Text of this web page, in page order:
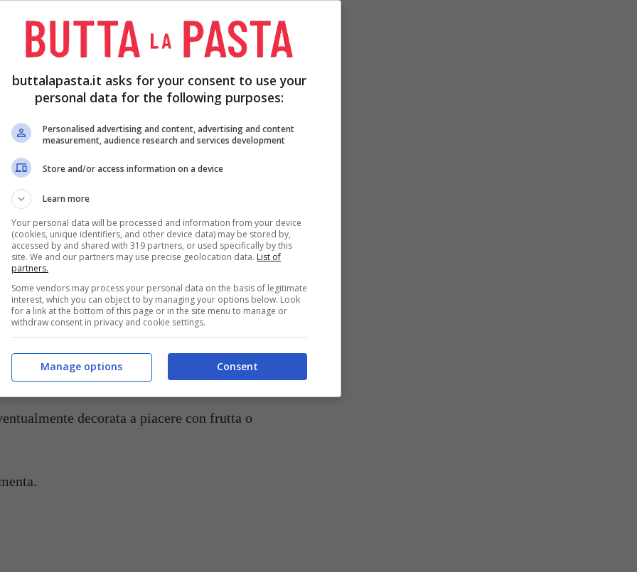
dopo aver eliminato la parte filamentosa e
i tuorli e la gelatina precedentemente
omogeneo incorporatevi delicatamente gli
circolare (o in coppette singole) e mettete
lasciare consolidare.
decorata a piacere con frutta o
buttalapasta.it asks for your consent to use your
personal data for the following purposes:
Personalised advertising and content, advertising and content
measurement, audience research and services development
Store and/or access information on a device
Learn more
Your personal data will be processed and information from your device
(cookies, unique identifiers, and other device data) may be stored by,
accessed by and shared with 319 partners, or used specifically by this
site. We and our partners may use precise geolocation data. List of
partners.
Some vendors may process your personal data on the basis of legitimate
interest, which you can object to by managing your options below. Look
for a link at the bottom of this page or in the site menu to manage or
withdraw consent in privacy and cookie settings.
Consent
Manage options